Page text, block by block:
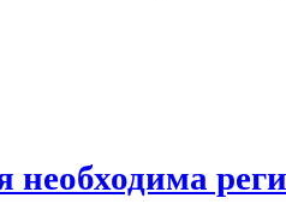
необходима